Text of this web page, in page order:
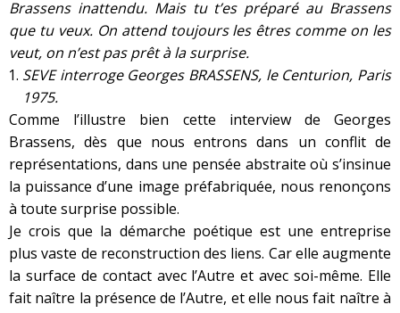
Brassens inattendu. Mais tu t’es préparé au Brassens
que tu veux. On attend toujours les êtres comme on les
veut, on n’est pas prêt à la surprise.
SEVE interroge Georges BRASSENS, le Centurion, Paris
1975.
Comme l’illustre bien cette interview de Georges
Brassens, dès que nous entrons dans un conflit de
représentations, dans une pensée abstraite où s’insinue
la puissance d’une image préfabriquée, nous renonçons
à toute surprise possible.
Je crois que la démarche poétique est une entreprise
plus vaste de reconstruction des liens. Car elle augmente
la surface de contact avec l’Autre et avec soi-même. Elle
fait naître la présence de l’Autre, et elle nous fait naître à